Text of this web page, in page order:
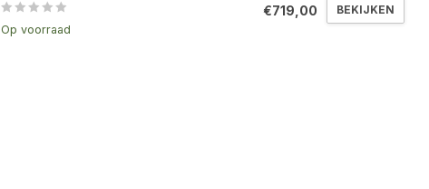
Op voorraad
€719,00 BEKIJKEN